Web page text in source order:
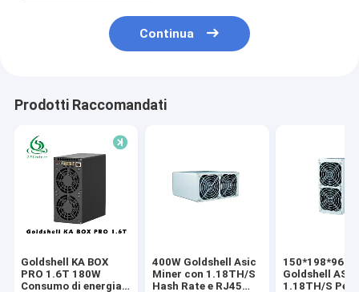
Continua
Prodotti Raccomandati
Goldshell KA BOX
PRO 1.6T 180W
Consumo di energia
400W Goldshell Asic
Miner con 1.18TH/S
Hash Rate e RJ45
150*198*96
Goldshell
1.18TH/S Per